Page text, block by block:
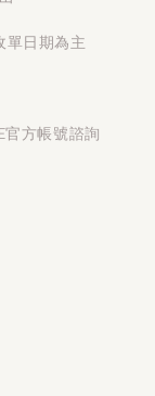
單日期為主
官方帳號諮詢